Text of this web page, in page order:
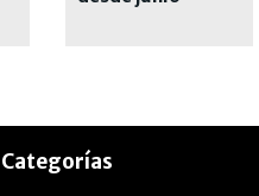
Categorías